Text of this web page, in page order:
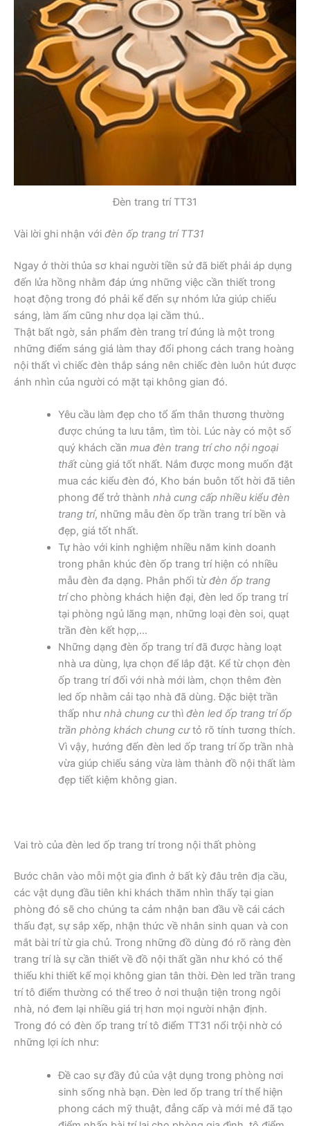
Đèn trang trí TT31
Vài lời ghi nhận với đèn ốp trang trí TT31
Ngay ở thời thủa sơ khai người tiền sử đã biết phải áp dụng
đến lửa hồng nhằm đáp ứng những việc cần thiết trong
hoạt động trong đó phải kể đến sự nhóm lửa giúp chiếu
sáng, làm ấm cũng như dọa lại cầm thú..
Thật bất ngờ, sản phẩm đèn trang trí đúng là một trong
những điểm sáng giá làm thay đổi phong cách trang hoàng
nội thất vì chiếc đèn thắp sáng nên chiếc đèn luôn hút được
ánh nhìn của người có mặt tại không gian đó.
Yêu cầu làm đẹp cho tổ ấm thân thương thường
được chúng ta lưu tâm, tìm tòi. Lúc này có một số
quý khách cần mua đèn trang trí cho nội ngoại
thấtcùng giá tốt nhất. Nắm được mong muốn đặt
mua các kiểu đèn đó, Kho bán buôn tốt hời đã tiên
phong để trở thành nhà cung cấp nhiều kiểu đèn
trang trí, những mẫu đèn ốp trần trang trí bền và
đẹp, giá tốt nhất.
Tự hào với kinh nghiệm nhiều năm kinh doanh
trong phân khúc đèn ốp trang trí hiện có nhiều
mẫu đèn đa dạng. Phân phối từđèn ốp trang
trícho phòng khách hiện đại, đèn led ốp trang trí
tại phòng ngủ lãng mạn, những loại đèn soi, quạt
trần đèn kết hợp,…
Những dạng đèn ốp trang trí đã được hàng loạt
nhà ưa dùng, lựa chọn để lắp đặt. Kể từ chọn đèn
ốp trang trí đối với nhà mới làm, chọn thêm đèn
led ốp nhằm cải tạo nhà đã dùng. Đặc biệt trần
thấp nhưnhà chung cưthì đèn led ốp trang trí ốp
trần phòng khách chung cưtỏ rõ tính tương thích.
Vì vậy, hướng đến đèn led ốp trang trí ốp trần nhà
vừa giúp chiếu sáng vừa làm thành đồ nội thất làm
đẹp tiết kiệm không gian.
Vai trò của đèn led ốp trang trí trong nội thất phòng
Bước chân vào mỗi một gia đình ở bất kỳ đâu trên địa cầu,
các vật dụng đầu tiên khi khách thăm nhìn thấy tại gian
phòng đó sẽ cho chúng ta cảm nhận ban đầu về cái cách
thấu đạt, sự sắp xếp, nhận thức về nhân sinh quan và con
mắt bài trí từ gia chủ. Trong những đồ dùng đó rõ ràng đèn
trang trí là sự cần thiết về đồ nội thất gần như khó có thể
thiếu khi thiết kế mọi không gian tân thời. Đèn led trần trang
trí tô điểm thường có thể treo ở nơi thuận tiện trong ngôi
nhà, nó đem lại nhiều giá trị hơn mọi người nhận định.
Trong đó có đèn ốp trang trí tô điểm TT31 nổi trội nhờ có
những lợi ích như:
Đề cao sự đầy đủ của vật dụng trong phòng nơi
sinh sống nhà bạn. Đèn led ốp trang trí thể hiện
phong cách mỹ thuật, đẳng cấp và mới mẻ đã tạo